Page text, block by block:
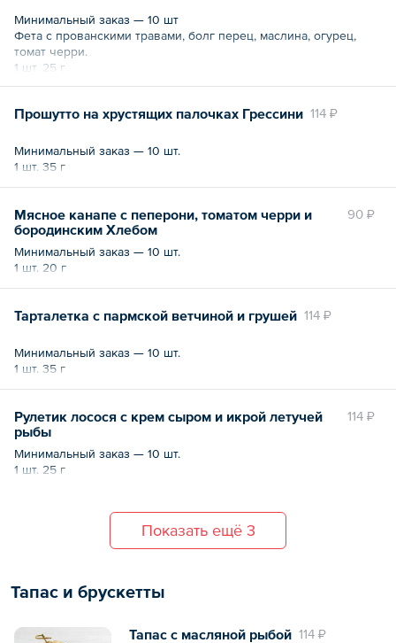
Минимальный заказ — 10 шт
Фета с прованскими травами, болг перец, маслина, огурец,
томат черри.
1 шт. 25 г
114 ₽
Прошутто на хрустящих палочках Грессини
Минимальный заказ — 10 шт.
1 шт. 35 г
90 ₽
Мясное канапе с пеперони, томатом черри и
бородинским Хлебом
Минимальный заказ — 10 шт.
1 шт. 20 г
114 ₽
Тарталетка с пармской ветчиной и грушей
Минимальный заказ — 10 шт.
1 шт. 35 г
114 ₽
Рулетик лосося с крем сыром и икрой летучей
рыбы
Минимальный заказ — 10 шт.
1 шт. 25 г
Показать ещё 3
Тапас и брускетты
114 ₽
Тапас с масляной рыбой